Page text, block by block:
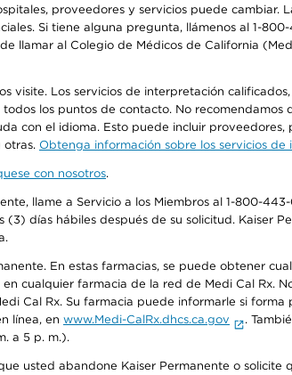
proveedores y servicios puede cambiar.
Si tiene alguna pregunta, llámenos al 1-
llamar al Colegio de Médicos de California
visite. Los servicios de interpretación
los puntos de contacto. No recomendamos
con el idioma. Esto puede incluir
otras. Obtenga información sobre los servicios de
con nosotros.
llame a Servicio a los Miembros al 1-800-
días hábiles después de su solicitud. Kaiser
En estas farmacias, se puede obtener
cualquier farmacia de la red de Medi Cal Rx.
Cal Rx. Su farmacia puede informarle si
línea, en www.Medi-CalRx.dhcs.ca.gov
.
a 5 p. m.).
usted abandone Kaiser Permanente o solicite